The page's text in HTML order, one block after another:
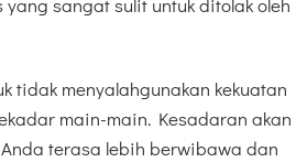
sangat sulit untuk ditolak oleh
tidak menyalahgunakan kekuatan
main-main. Kesadaran akan
terasa lebih berwibawa dan